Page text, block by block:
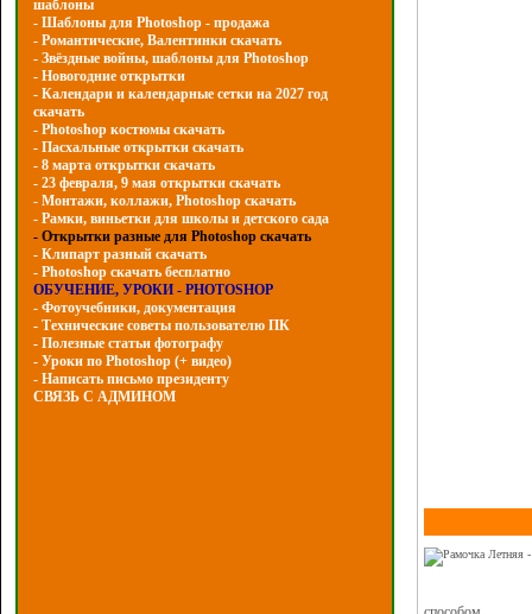
шаблоны
- Шаблоны для Photoshop - продажа
- Романтические, Валентинки скачать
- Звёздные войны, шаблоны для Photoshop
- Hовогодние открытки
- Календари и календарные сетки на 2027 год
скачать
- Photoshop костюмы скачать
- Пасхальные открытки скачать
- 8 марта открытки скачать
- 23 февраля, 9 мая открытки скачать
- Монтажи, коллажи, Photoshop скачать
- Рамки, виньетки для школы и детского сада
- Открытки разные для Photoshop скачать
- Клипарт разный скачать
- Photoshop скачать бесплатно
ОБУЧЕНИЕ, УРОКИ - PHOTOSHOP
- Фотоучебники, документация
- Технические советы пользователю ПК
- Полезные статьи фотографу
- Уроки по Photoshop (+ видео)
- Написать письмо президенту
СВЯЗЬ С АДМИНОМ